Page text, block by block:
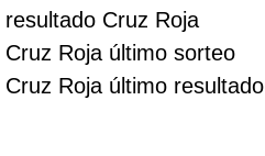
resultado Cruz Roja
Cruz Roja último sorteo
Cruz Roja último resultado